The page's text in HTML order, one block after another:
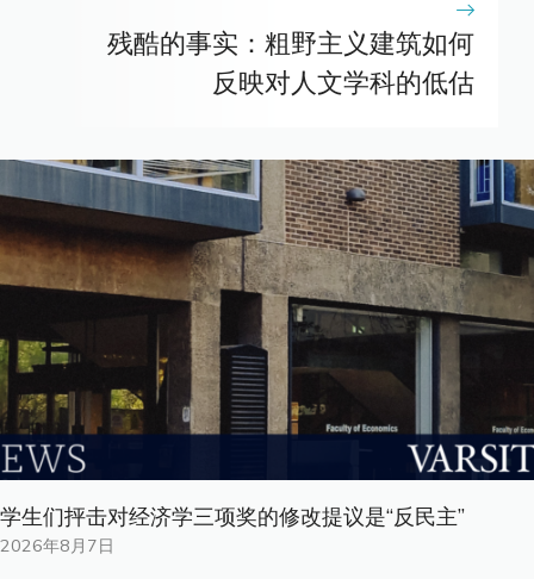
残酷的事实：粗野主义建筑如何
反映对人文学科的低估
学生们抨击对经济学三项奖的修改提议是“反民主”
2026年8月7日